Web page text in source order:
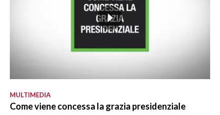
MULTIMEDIA
Come viene concessa la grazia presidenziale